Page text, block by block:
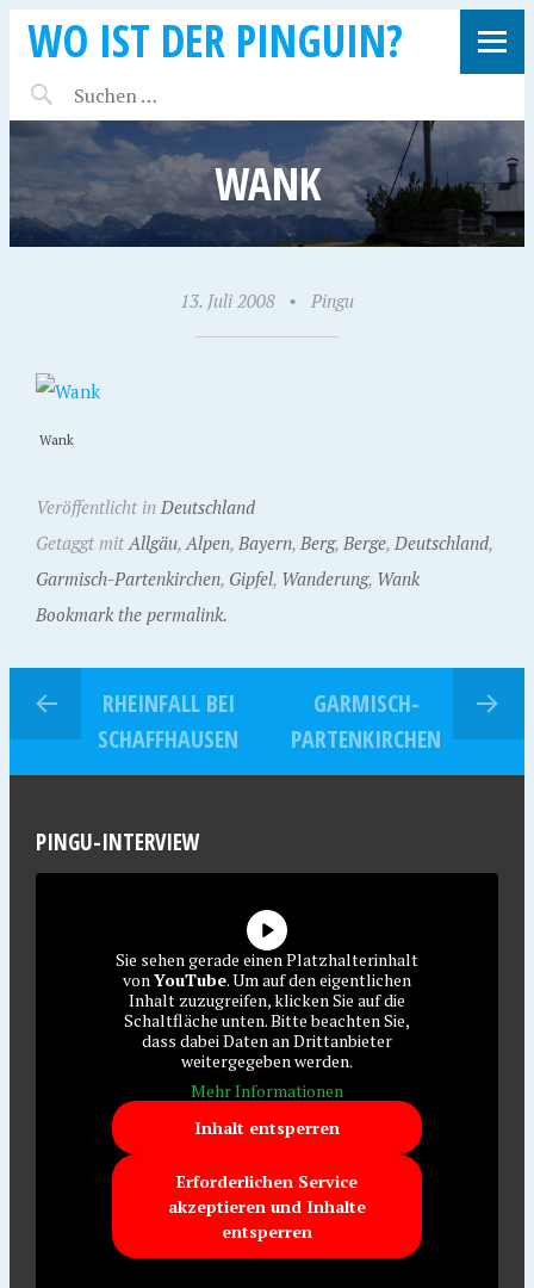
WO IST DER PINGUIN?
WANK
13. Juli 2008 • Pingu
Wank
Veröffentlicht in Deutschland
Getaggt mitAllgäu,Alpen, Bayern, Berg, Berge, Deutschland,
Garmisch-Partenkirchen, Gipfel, Wanderung, Wank
Bookmark the permalink.
RHEINFALL BEI
SCHAFFHAUSEN
GARMISCH-
PARTENKIRCHEN
PINGU-INTERVIEW
Sie sehen gerade einen Platzhalterinhalt
vonYouTube. Um auf den eigentlichen
Inhalt zuzugreifen, klicken Sie auf die
Schaltfläche unten. Bitte beachten Sie,
dass dabei Daten an Drittanbieter
weitergegeben werden.
Mehr Informationen
Inhalt entsperren
Erforderlichen Service
akzeptieren und Inhalte
entsperren